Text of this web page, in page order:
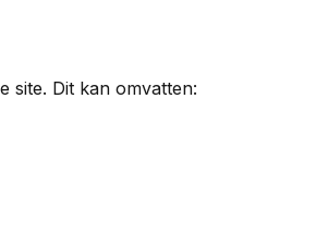
site. Dit kan omvatten: